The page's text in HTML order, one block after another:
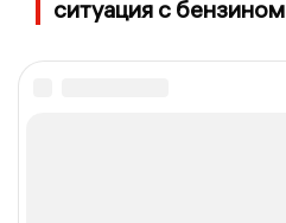
ситуация с бензином